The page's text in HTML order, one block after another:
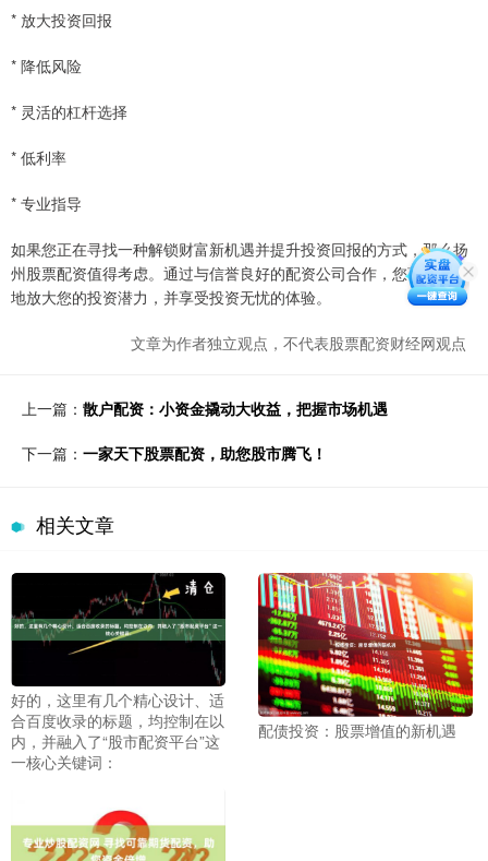
* 放大投资回报
* 降低风险
* 灵活的杠杆选择
* 低利率
* 专业指导
如果您正在寻找一种解锁财富新机遇并提升投资回报的方式，那么扬
州股票配资值得考虑。通过与信誉良好的配资公司合作，您可以安全
地放大您的投资潜力，并享受投资无忧的体验。
文章为作者独立观点，不代表股票配资财经网观点
上一篇： 散户配资：小资金撬动大收益，把握市场机遇
下一篇： 一家天下股票配资，助您股市腾飞！
相关文章
好的，这里有几个精心设计、适
合百度收录的标题，均控制在以
内，并融入了“股市配资平台”这
一核心关键词：
配债投资：股票增值的新机遇